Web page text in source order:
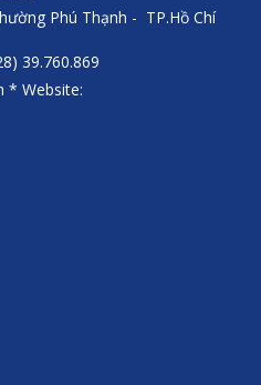
Phú Thạnh - TP.Hồ Chí
39.760.869
* Website: